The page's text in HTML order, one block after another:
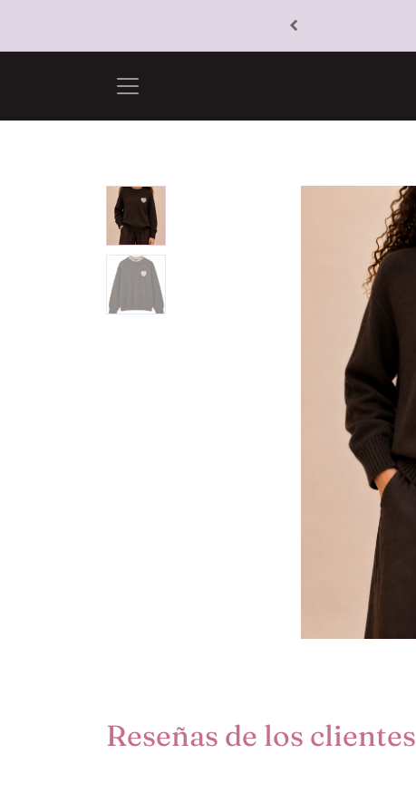
Reseñas de los clientes